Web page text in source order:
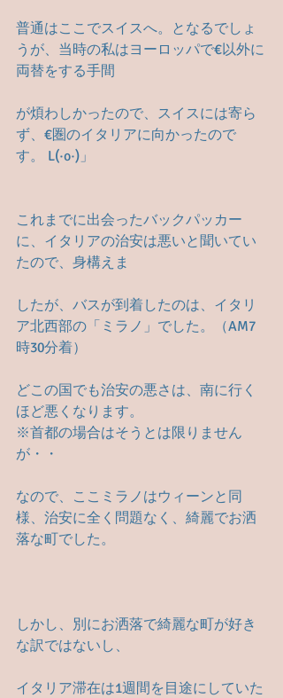
普通はここでスイスへ。となるでしょ
うが、当時の私はヨーロッパで€以外に
両替をする手間
が煩わしかったので、スイスには寄ら
ず、€圏のイタリアに向かったので
す。 L(·o·)」
これまでに出会ったバックパッカー
に、イタリアの治安は悪いと聞いてい
たので、身構えま
したが、バスが到着したのは、イタリ
ア北西部の「ミラノ」でした。（AM7
時30分着）
どこの国でも治安の悪さは、南に行く
ほど悪くなります。
※首都の場合はそうとは限りません
が・・
なので、ここミラノはウィーンと同
様、治安に全く問題なく、綺麗でお洒
落な町でした。
しかし、別にお洒落で綺麗な町が好き
な訳ではないし、
イタリア滞在は1週間を目途にしていた